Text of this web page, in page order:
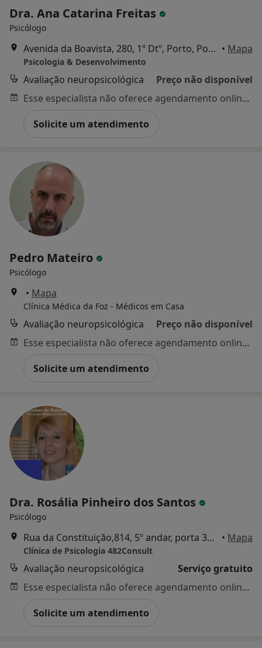
Dra. Ana Catarina Freitas
Psicólogo
Avenida da Boavista, 280, 1º Dtº, Porto, Porto • Mapa
Psicologia & Desenvolvimento
Avaliação neuropsicológica
Preço não disponível
Esse especialista não oferece agendamento online para esse endereço.
Solicite um atendimento
Pedro Mateiro
Psicólogo
• Mapa
Clínica Médica da Foz - Médicos em Casa
Avaliação neuropsicológica
Preço não disponível
Esse especialista não oferece agendamento online para esse endereço.
Solicite um atendimento
Dra. Rosália Pinheiro dos Santos
Psicólogo
Rua da Constituição,814, 5º andar, porta 31, Porto • Mapa
Clínica de Psicologia 482Consult
Avaliação neuropsicológica
Serviço gratuito
Esse especialista não oferece agendamento online para esse endereço.
Solicite um atendimento